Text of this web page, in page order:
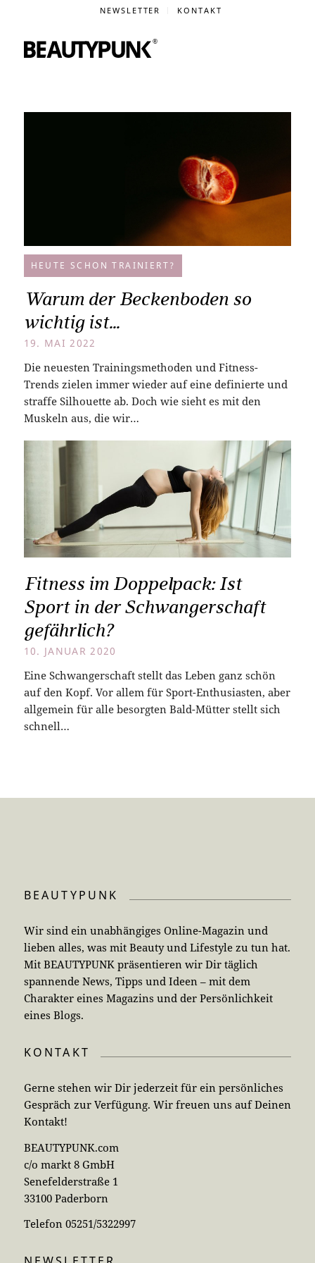
NEWSLETTER KONTAKT
HEUTE SCHON TRAINIERT?
Warum der Beckenboden so
wichtig ist...
19. MAI 2022
Die neuesten Trainingsmethoden und Fitness-
Trends zielen immer wieder auf eine definierte und
straffe Silhouette ab. Doch wie sieht es mit den
Muskeln aus, die wir…
Fitness im Doppelpack: Ist
Sport in der Schwangerschaft
gefährlich?
10. JANUAR 2020
Eine Schwangerschaft stellt das Leben ganz schön
auf den Kopf. Vor allem für Sport-Enthusiasten, aber
allgemein für alle besorgten Bald-Mütter stellt sich
schnell…
BEAUTYPUNK
Wir sind ein unabhängiges Online-Magazin und
lieben alles, was mit Beauty und Lifestyle zu tun hat.
Mit BEAUTYPUNK präsentieren wir Dir täglich
spannende News, Tipps und Ideen – mit dem
Charakter eines Magazins und der Persönlichkeit
eines Blogs.
KONTAKT
Gerne stehen wir Dir jederzeit für ein persönliches
Gespräch zur Verfügung. Wir freuen uns auf Deinen
Kontakt!
BEAUTYPUNK.com
c/o markt 8 GmbH
Senefelderstraße 1
33100 Paderborn
Telefon 05251/5322997